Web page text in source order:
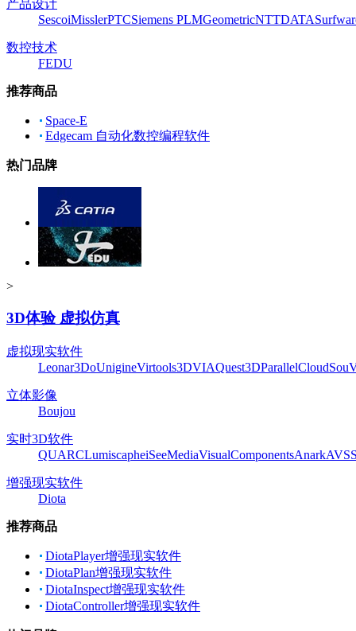
产品设计
SescoiMisslerPTCSiemens PLMGeometricNTTDATA
数控技术
FEDU
推荐商品
Space-E
Edgecam 自动化数控编程软件
热门品牌
>
3D体验 虚拟仿真
虚拟现实软件
Leonar3DoUnigineVirtools3DVIAQuest3DParallelCloud
立体影像
Boujou
实时3D软件
QUARCLumiscapheiSeeMediaVisualComponentsAnarkAVS
增强现实软件
Diota
推荐商品
DiotaPlayer增强现实软件
DiotaPlan增强现实软件
DiotaInspect增强现实软件
DiotaController增强现实软件